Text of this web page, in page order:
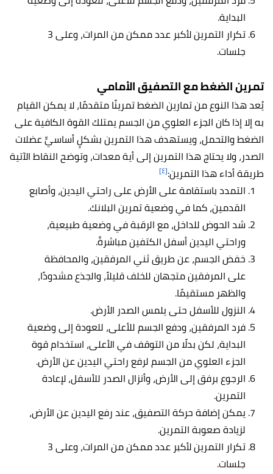
البداية.
تكرار التمرين لأكبر عدد ممكن من المرات، وعلى 3
جلسات.
تمرين الضغط مع التصفيق الأمامي
يُعد هذا النوع من تمارين الضغط تمرينًا متقدمًا، لا يمكن القيام
به إلا إذا كان الجزء العلوي من الجسم يمتلك القوة الكافية على
الضغط والتحمل، ويستهدف هذا التمرين بشكلٍ أساسيٍّ عضلات
الصدر، ولا يحتاج هذا التمرين إلى أية معدات، وتوضح النقاط الآتية
طريقة أداء هذا التمرين:[٤]
التمدد باستقامة على الأرض على راحتي اليدين، وأصابع
القدمين، كما في وضعية تمرين البلانك.
شد الحوض للداخل، مع الرقبة في وضعية طبيعية،
وراحتي اليدين أسفل الكتفين مباشرةً.
خفض الجسم، عن طريق ثني المرفقين، والمحافظة
على المرفقين متجهان للخلف قليلاً، والجذع مشدودًا،
والظهر مستقيمًا.
النزول للأسفل حتى يلمس الصدر الأرض.
فرد المرفقين، ودفع الجسم للأعلى، للعودة إلى وضعية
البداية، لكن بدلًا من التوقف في الأعلى، استخدام قوة
الجزء العلوي من الجسم لرفع راحتي اليدين عن الأرض.
الرجوع برفق إلى الأرض، وأنزال الصدر للأسفل، لإعادة
التمرين.
يمكن إضافة حركة التصفيق، عند رفع اليدين عن الأرض،
لزيادة صعوبة التمرين.
تكرار التمرين لأكبر عدد ممكن من المرات، وعلى 3
جلسات.